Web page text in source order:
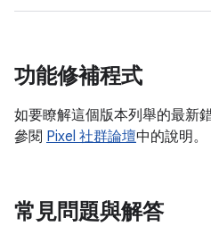
功能修補程式
如要瞭解這個版本列舉的最新
參閱 Pixel 社群論壇中的說明。
常見問題與解答